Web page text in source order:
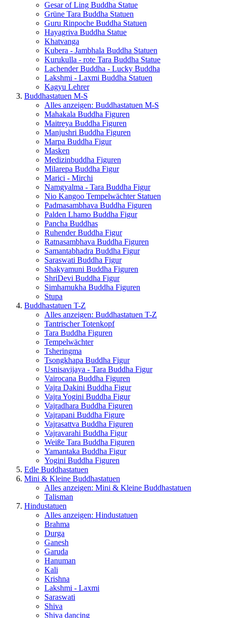
Gesar of Ling Buddha Statue
Grüne Tara Buddha Statuen
Guru Rinpoche Buddha Statuen
Hayagriva Buddha Statue
Khatvanga
Kubera - Jambhala Buddha Statuen
Kurukulla - rote Tara Buddha Statue
Lachender Buddha - Lucky Buddha
Lakshmi - Laxmi Buddha Statuen
Kagyu Lehrer
Buddhastatuen M-S
Alles anzeigen: Buddhastatuen M-S
Mahakala Buddha Figuren
Maitreya Buddha Figuren
Manjushri Buddha Figuren
Marpa Buddha Figur
Masken
Medizinbuddha Figuren
Milarepa Buddha Figur
Marici - Mirchi
Namgyalma - Tara Buddha Figur
Nio Kangoo Tempelwächter Statuen
Padmasambhava Buddha Figuren
Palden Lhamo Buddha Figur
Pancha Buddhas
Ruhender Buddha Figur
Ratnasambhava Buddha Figuren
Samantabhadra Buddha Figur
Saraswati Buddha Figur
Shakyamuni Buddha Figuren
ShriDevi Buddha Figur
Simhamukha Buddha Figuren
Stupa
Buddhastatuen T-Z
Alles anzeigen: Buddhastatuen T-Z
Tantrischer Totenkopf
Tara Buddha Figuren
Tempelwächter
Tsheringma
Tsongkhapa Buddha Figur
Usnisavijaya - Tara Buddha Figur
Vairocana Buddha Figuren
Vajra Dakini Buddha Figur
Vajra Yogini Buddha Figur
Vajradhara Buddha Figuren
Vajrapani Buddha Figure
Vajrasattva Buddha Figuren
Vajravarahi Buddha Figur
Weiße Tara Buddha Figuren
Yamantaka Buddha Figur
Yogini Buddha Figuren
Edle Buddhastatuen
Mini & Kleine Buddhastatuen
Alles anzeigen: Mini & Kleine Buddhastatuen
Talisman
Hindustatuen
Alles anzeigen: Hindustatuen
Brahma
Durga
Ganesh
Garuda
Hanuman
Kali
Krishna
Lakshmi - Laxmi
Saraswati
Shiva
Shiva dancing